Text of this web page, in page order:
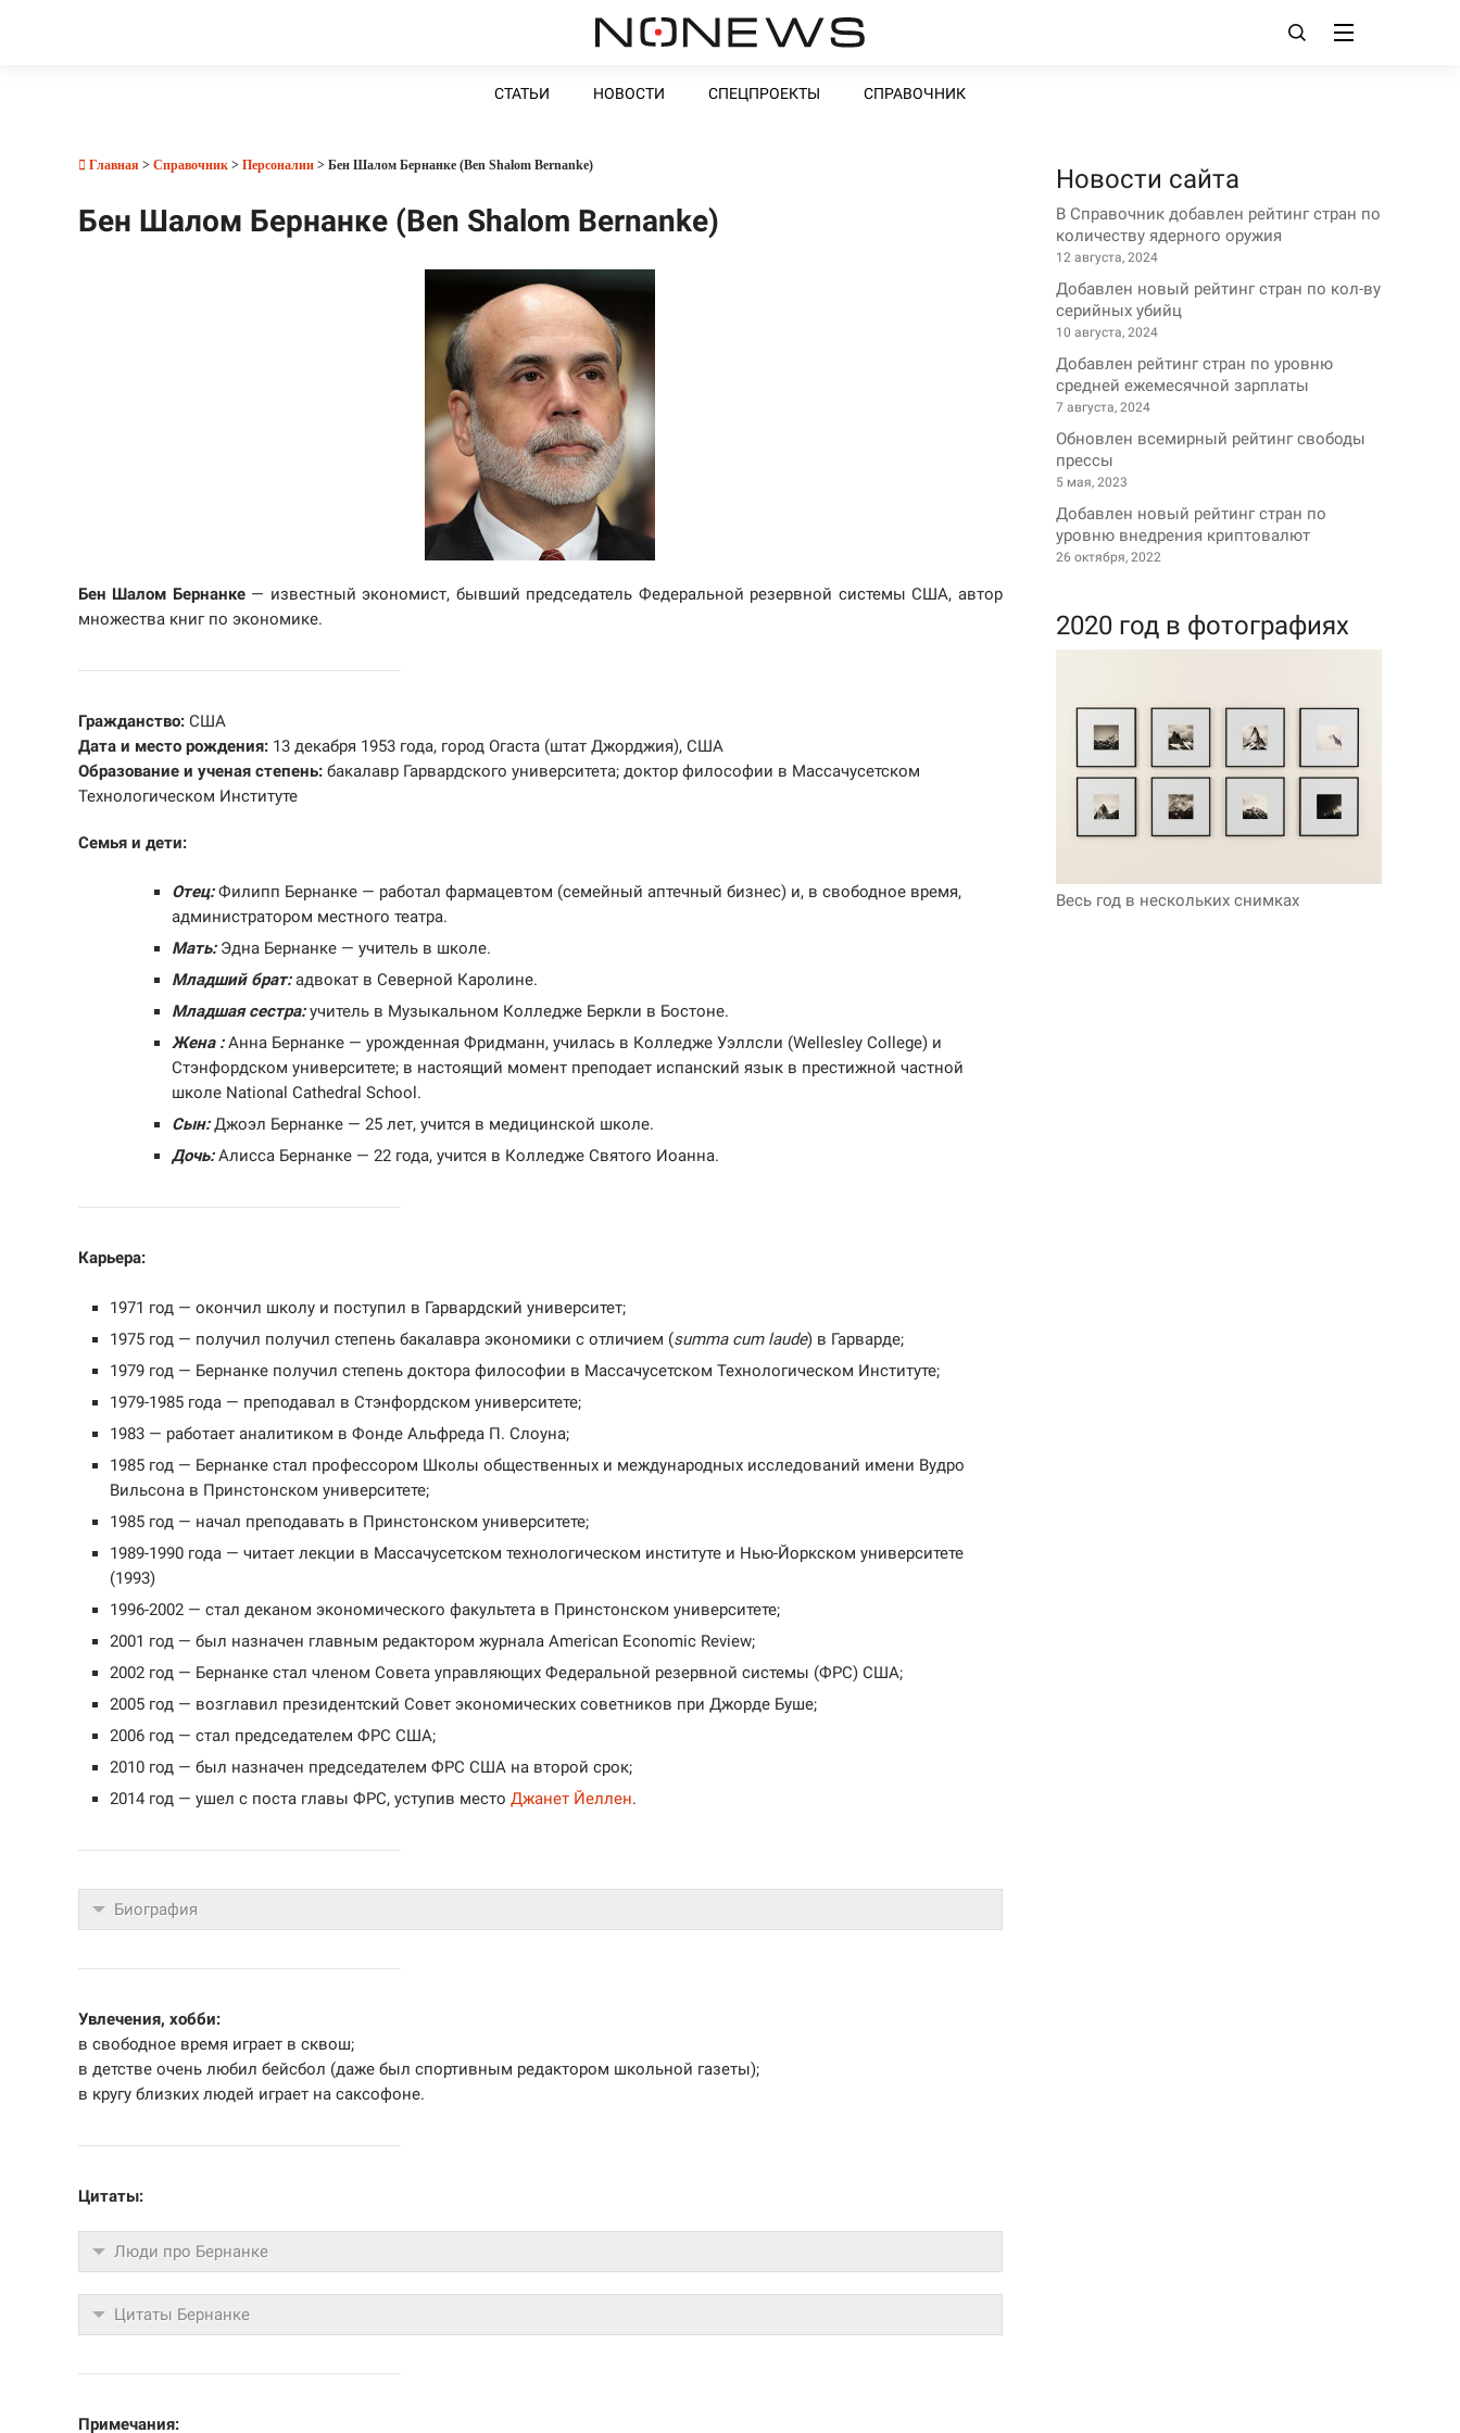
СТАТЬИ НОВОСТИ СПЕЦПРОЕКТЫ СПРАВОЧНИК
Главная > Справочник > Персоналии > Бен Шалом Бернанке (Ben Shalom Bernanke)
Бен Шалом Бернанке (Ben Shalom Bernanke)
Бен Шалом Бернанке— известный экономист, бывший председатель Федеральной резервной системы США, автор
множества книг по экономике.
Гражданство: США
Дата и место рождения: 13 декабря 1953 года, город Огаста (штат Джорджия), США
Образование и ученая степень: бакалавр Гарвардского университета; доктор философии в Массачусетском
Технологическом Институте
Семья и дети:
Отец:Филипп Бернанке — работал фармацевтом (семейный аптечный бизнес) и, в свободное время,
администратором местного театра.
Мать:Эдна Бернанке — учитель в школе.
Младший брат:адвокат в Северной Каролине.
Младшая сестра:учитель в Музыкальном Колледже Беркли в Бостоне.
Жена :Анна Бернанке — урожденная Фридманн, училась в Колледже Уэллсли (Wellesley College) и
Стэнфордском университете; в настоящий момент преподает испанский язык в престижной частной
школе National Cathedral School.
Сын:Джоэл Бернанке — 25 лет, учится в медицинской школе.
Дочь:Алисса Бернанке — 22 года, учится в Колледже Святого Иоанна.
Карьера:
1971 год — окончил школу и поступил в Гарвардский университет;
1975 год — получил получил степень бакалавра экономики с отличием (summa cum laude) в Гарварде;
1979 год — Бернанке получил степень доктора философии в Массачусетском Технологическом Институте;
1979-1985 года — преподавал в Стэнфордском университете;
1983 — работает аналитиком в Фонде Альфреда П. Слоуна;
1985 год — Бернанке стал профессором Школы общественных и международных исследований имени Вудро
Вильсона в Принстонском университете;
1985 год — начал преподавать в Принстонском университете;
1989-1990 года — читает лекции в Массачусетском технологическом институте и Нью-Йоркском университете
(1993)
1996-2002 — стал деканом экономического факультета в Принстонском университете;
2001 год — был назначен главным редактором журнала American Economic Review;
2002 год — Бернанке стал членом Совета управляющих Федеральной резервной системы (ФРС) США;
2005 год — возглавил президентский Совет экономических советников при Джорде Буше;
2006 год — стал председателем ФРС США;
2010 год — был назначен председателем ФРС США на второй срок;
2014 год — ушел с поста главы ФРС, уступив место Джанет Йеллен.
Биография
Увлечения, хобби:
в свободное время играет в сквош;
в детстве очень любил бейсбол (даже был спортивным редактором школьной газеты);
в кругу близких людей играет на саксофоне.
Цитаты:
Люди про Бернанке
Цитаты Бернанке
Примечания:
Новости сайта
В Справочник добавлен рейтинг стран по
количеству ядерного оружия
12 августа, 2024
Добавлен новый рейтинг стран по кол-ву
серийных убийц
10 августа, 2024
Добавлен рейтинг стран по уровню
средней ежемесячной зарплаты
7 августа, 2024
Обновлен всемирный рейтинг свободы
прессы
5 мая, 2023
Добавлен новый рейтинг стран по
уровню внедрения криптовалют
26 октября, 2022
2020 год в фотографиях
Весь год в нескольких снимках